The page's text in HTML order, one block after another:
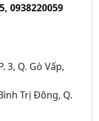
, 0938220059
3, Q. Gò Vấp,
Trị Đông, Q.